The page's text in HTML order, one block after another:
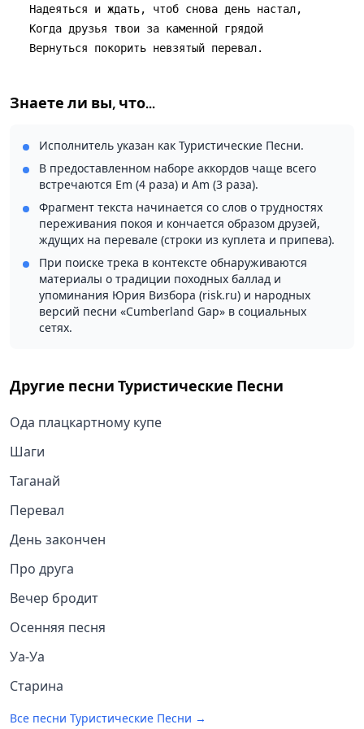
Знаете ли вы, что...
Исполнитель указан как Туристические Песни.
В предоставленном наборе аккордов чаще всего
встречаются Em (4 раза) и Am (3 раза).
Фрагмент текста начинается со слов о трудностях
переживания покоя и кончается образом друзей,
ждущих на перевале (строки из куплета и припева).
При поиске трека в контексте обнаруживаются
материалы о традиции походных баллад и
упоминания Юрия Визбора (risk.ru) и народных
версий песни «Cumberland Gap» в социальных
сетях.
Другие песни Туристические Песни
Ода плацкартному купе
Шаги
Таганай
Перевал
День закончен
Про друга
Вечер бродит
Осенняя песня
Уа-Уа
Старина
Все песни Туристические Песни →